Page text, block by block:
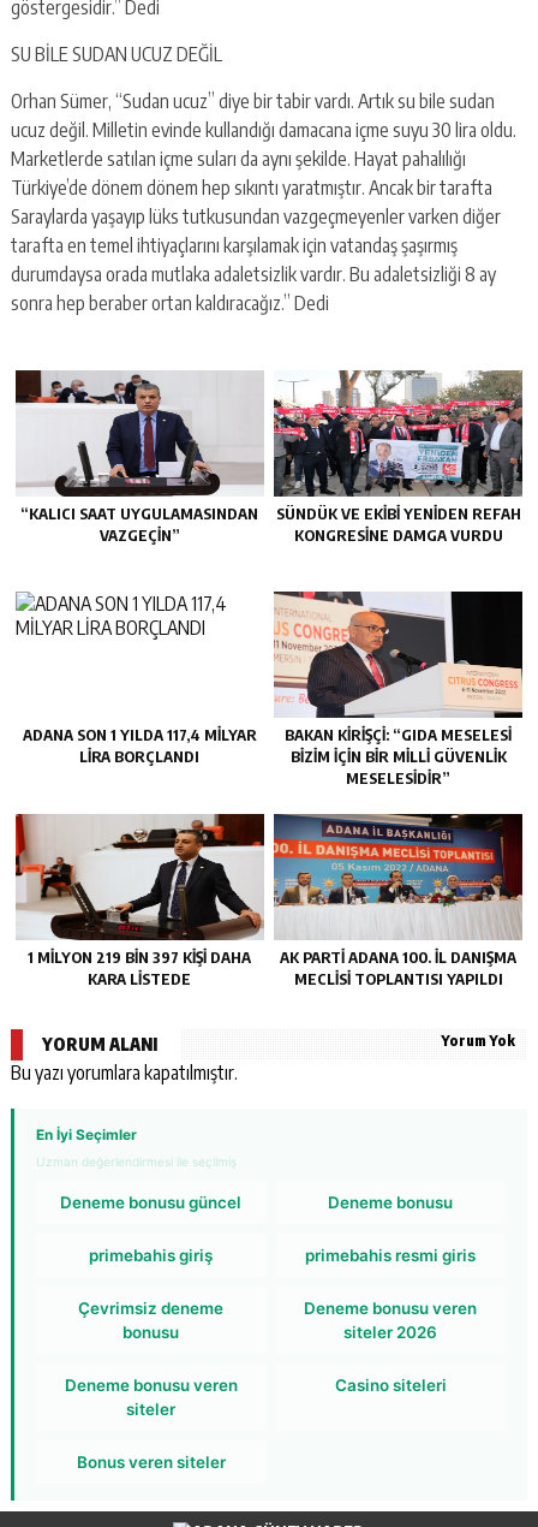
göstergesidir.” Dedi
SU BİLE SUDAN UCUZ DEĞİL
Orhan Sümer, “Sudan ucuz” diye bir tabir vardı. Artık su bile sudan
ucuz değil. Milletin evinde kullandığı damacana içme suyu 30 lira oldu.
Marketlerde satılan içme suları da aynı şekilde. Hayat pahalılığı
Türkiye’de dönem dönem hep sıkıntı yaratmıştır. Ancak bir tarafta
Saraylarda yaşayıp lüks tutkusundan vazgeçmeyenler varken diğer
tarafta en temel ihtiyaçlarını karşılamak için vatandaş şaşırmış
durumdaysa orada mutlaka adaletsizlik vardır. Bu adaletsizliği 8 ay
sonra hep beraber ortan kaldıracağız.” Dedi
“KALICI SAAT UYGULAMASINDAN
VAZGEÇİN”
SÜNDÜK VE EKİBİ YENİDEN REFAH
KONGRESİNE DAMGA VURDU
ADANA SON 1 YILDA 117,4 MİLYAR
LİRA BORÇLANDI
BAKAN KİRİŞÇİ: “GIDA MESELESİ
BİZİM İÇİN BİR MİLLİ GÜVENLİK
MESELESİDİR”
1 MİLYON 219 BİN 397 KİŞİ DAHA
KARA LİSTEDE
AK PARTİ ADANA 100. İL DANIŞMA
MECLİSİ TOPLANTISI YAPILDI
YORUM ALANI Yorum Yok
Bu yazı yorumlara kapatılmıştır.
En İyi Seçimler
Uzman değerlendirmesi ile seçilmiş
Deneme bonusu güncel Deneme bonusu
primebahis giriş primebahis resmi giris
Çevrimsiz deneme
bonusu
Deneme bonusu veren
siteler 2026
Deneme bonusu veren
siteler
Casino siteleri
Bonus veren siteler